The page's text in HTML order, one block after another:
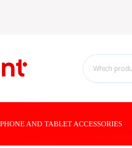
AND TABLET ACCESSORIES